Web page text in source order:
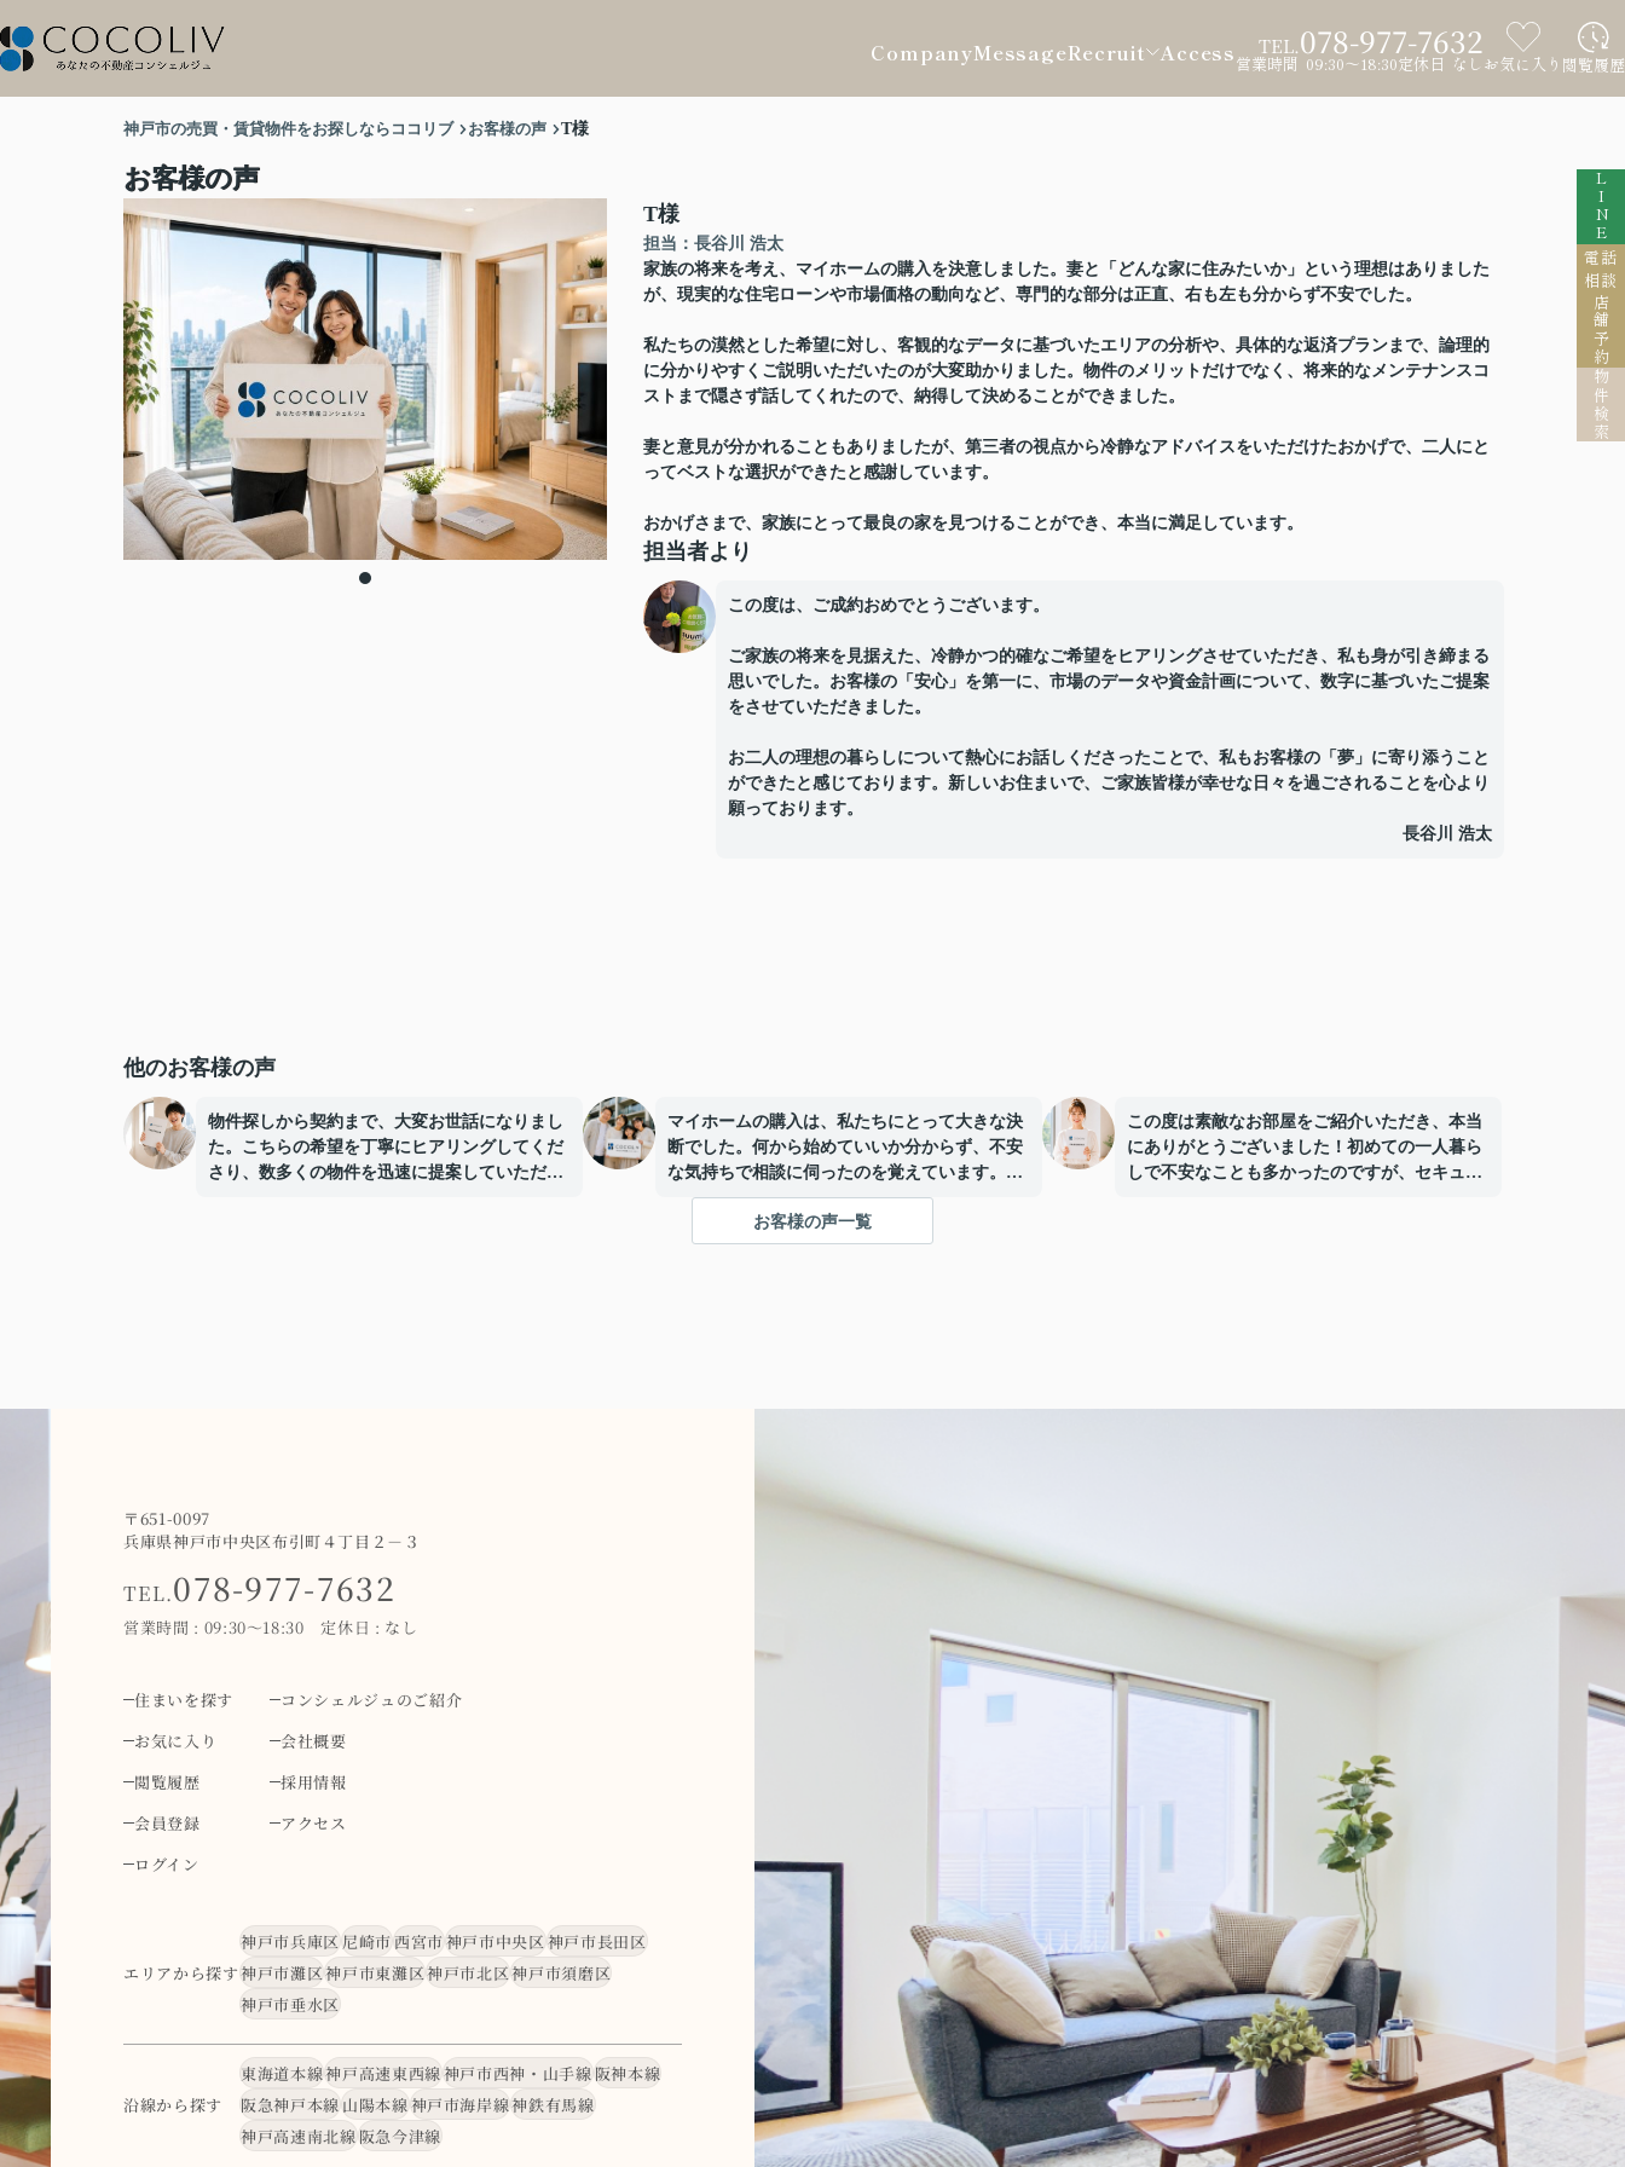
CompanyMessageRecruit Access TEL.078-977-7632
営業時間 09:30～18:30定休日 なし お気に入り 閲覧履歴
LINE
電話
相談
店舗予約
物件検索
神戸市の売買・賃貸物件をお探しならココリブ お客様の声 T様
お客様の声
T様
担当：長谷川 浩太
家族の将来を考え、マイホームの購入を決意しました。妻と「どんな家に住みたいか」という理想はありました
が、現実的な住宅ローンや市場価格の動向など、専門的な部分は正直、右も左も分からず不安でした。
私たちの漠然とした希望に対し、客観的なデータに基づいたエリアの分析や、具体的な返済プランまで、論理的
に分かりやすくご説明いただいたのが大変助かりました。物件のメリットだけでなく、将来的なメンテナンスコ
ストまで隠さず話してくれたので、納得して決めることができました。
妻と意見が分かれることもありましたが、第三者の視点から冷静なアドバイスをいただけたおかげで、二人にと
ってベストな選択ができたと感謝しています。
おかげさまで、家族にとって最良の家を見つけることができ、本当に満足しています。
担当者より
この度は、ご成約おめでとうございます。
ご家族の将来を見据えた、冷静かつ的確なご希望をヒアリングさせていただき、私も身が引き締まる
思いでした。お客様の「安心」を第一に、市場のデータや資金計画について、数字に基づいたご提案
をさせていただきました。
お二人の理想の暮らしについて熱心にお話しくださったことで、私もお客様の「夢」に寄り添うこと
ができたと感じております。新しいお住まいで、ご家族皆様が幸せな日々を過ごされることを心より
願っております。
長谷川 浩太
他のお客様の声
物件探しから契約まで、大変お世話になりまし
た。こちらの希望を丁寧にヒアリングしてくだ
さり、数多くの物件を迅速に提案していただき
マイホームの購入は、私たちにとって大きな決
断でした。何から始めていいか分からず、不安
な気持ちで相談に伺ったのを覚えています。
私たちの漠然とした希望をじっくりと聞いてく
ださり、このエリアの市場動向や、今後のライ
おかげさまで、家族みんなが心から気に入った
この度は素敵なお部屋をご紹介いただき、本当
にありがとうございました！初めての一人暮ら
しで不安なことも多かったのですが、セキュリ
お客様の声一覧
〒651-0097
兵庫県神戸市中央区布引町４丁目２－３
TEL.078-977-7632
営業時間 : 09:30～18:30 定休日 : なし
住まいを探す
コンシェルジュのご紹介
お気に入り
会社概要
閲覧履歴
採用情報
会員登録
アクセス
ログイン
エリアから探す
神戸市兵庫区 尼崎市 西宮市 神戸市中央区神戸市長田区
神戸市灘区神戸市東灘区神戸市北区神戸市須磨区
神戸市垂水区
沿線から探す
東海道本線神戸高速東西線 神戸市西神・山手線阪神本線
阪急神戸本線 山陽本線神戸市海岸線神鉄有馬線
神戸高速南北線阪急今津線